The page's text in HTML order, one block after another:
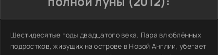
Шестидесятые годы двадцатого века. Пара влюблённых
подростков, живущих на острове в Новой Англии, убегает